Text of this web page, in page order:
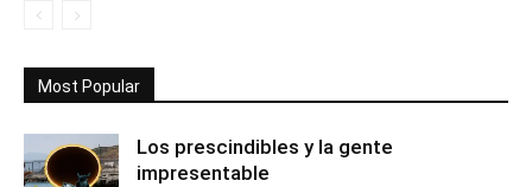
Most Popular
Los prescindibles y la gente
impresentable